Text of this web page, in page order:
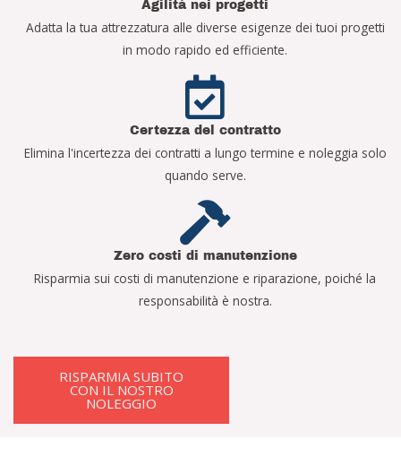
Agilità nei progetti
Adatta la tua attrezzatura alle diverse esigenze dei tuoi progetti
in modo rapido ed efficiente.
Certezza del contratto
Elimina l'incertezza dei contratti a lungo termine e noleggia solo
quando serve.
Zero costi di manutenzione
Risparmia sui costi di manutenzione e riparazione, poiché la
responsabilità è nostra.
RISPARMIA SUBITO
CON IL NOSTRO
NOLEGGIO